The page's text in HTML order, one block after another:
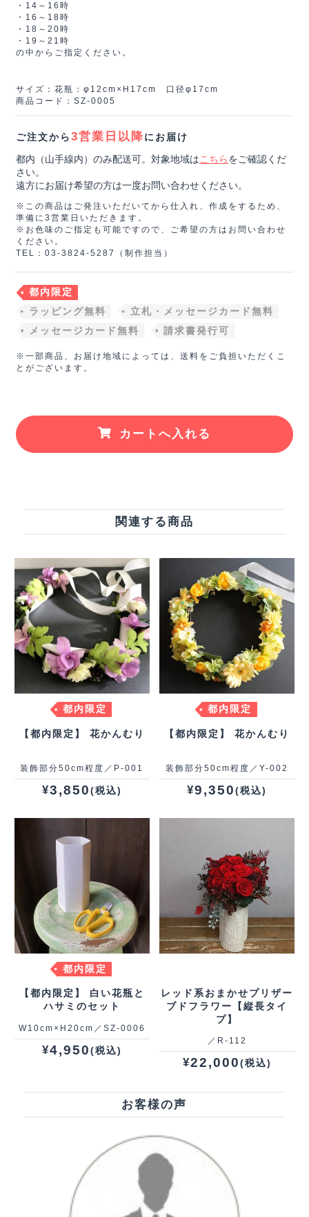
・14～16時
・16～18時
・18～20時
・19～21時
の中からご指定ください。
サイズ：花瓶：φ12cm×H17cm 口径φ17cm
商品コード：SZ-0005
ご注文から3営業日以降にお届け
都内（山手線内）のみ配送可。対象地域はこちらをご確認くだ
さい。
遠方にお届け希望の方は一度お問い合わせください。
※この商品はご発注いただいてから仕入れ、作成をするため、
準備に3営業日いただきます。
※お色味のご指定も可能ですので、ご希望の方はお問い合わせ
ください。
TEL：03-3824-5287（制作担当）
都内限定
ラッピング無料
立札・メッセージカード無料
メッセージカード無料
請求書発行可
※一部商品、お届け地域によっては、送料をご負担いただくこ
とがございます。
カートへ入れる
関連する商品
都内限定
【都内限定】 花かんむり
装飾部分50cm程度／P-001
¥3,850(税込)
都内限定
【都内限定】 花かんむり
装飾部分50cm程度／Y-002
¥9,350(税込)
都内限定
【都内限定】 白い花瓶と
ハサミのセット
W10cm×H20cm／SZ-0006
¥4,950(税込)
レッド系おまかせプリザー
ブドフラワー【縦長タイ
プ】
／R‐112
¥22,000(税込)
お客様の声